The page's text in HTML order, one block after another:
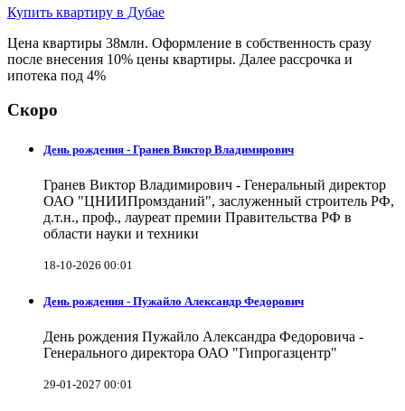
Купить квартиру в Дубае
Цена квартиры 38млн. Оформление в собственность сразу
после внесения 10% цены квартиры. Далее рассрочка и
ипотека под 4%
Скоро
День рождения - Гранев Виктор Владимирович
Гранев Виктор Владимирович - Генеральный директор
ОАО "ЦНИИПромзданий", заслуженный строитель РФ,
д.т.н., проф., лауреат премии Правительства РФ в
области науки и техники
18-10-2026 00:01
День рождения - Пужайло Александр Федорович
День рождения Пужайло Александра Федоровича -
Генерального директора ОАО "Гипрогазцентр"
29-01-2027 00:01